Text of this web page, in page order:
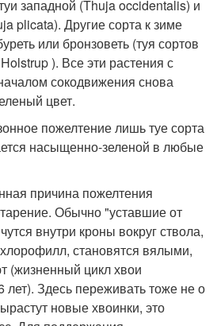
западной (Thuja occidentalis) и
plicata). Другие сорта к зиме
или бронзоветь (туя сортов
). Все эти растения с
сокодвижения снова
цвет.
пожелтение лишь туе сорта
насыщенно-зеленой в любые
причина пожелтения
Обычно "уставшие от
внутри кроны вокруг ствола,
становятся вялыми,
(жизненный цикл хвои
лет). Здесь переживать тоже не о
новые хвоинки, это